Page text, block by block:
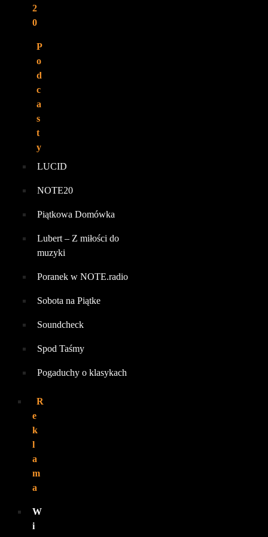
2
0
P
o
d
c
a
s
t
y
LUCID
NOTE20
Piątkowa Domówka
Lubert – Z miłości do
muzyki
Poranek w NOTE.radio
Sobota na Piątke
Soundcheck
Spod Taśmy
Pogaduchy o klasykach
R
e
k
l
a
m
a
W
i